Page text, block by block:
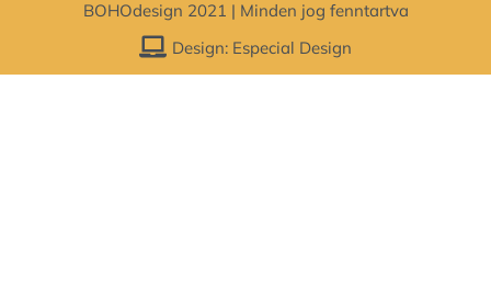
BOHOdesign 2021 | Minden jog fenntartva
Design: Especial Design